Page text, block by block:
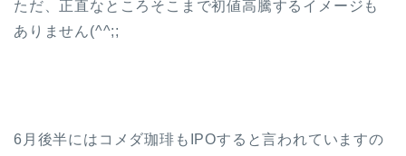
ただ、正直なところそこまで初値高騰するイメージも
ありません(^^;;
6月後半にはコメダ珈琲もIPOすると言われていますの